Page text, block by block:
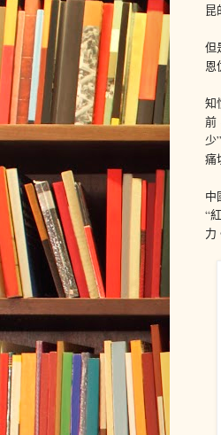
昆
但
恩
知
前
少
痛
中
“
力